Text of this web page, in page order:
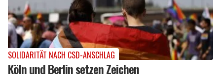
SOLIDARITÄT NACH CSD-ANSCHLAG
Köln und Berlin setzen Zeichen